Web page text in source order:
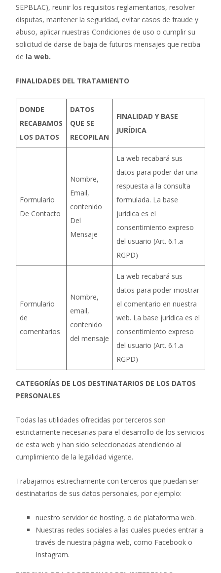
SEPBLAC), reunir los requisitos reglamentarios, resolver
disputas, mantener la seguridad, evitar casos de fraude y
abuso, aplicar nuestras Condiciones de uso o cumplir su
solicitud de darse de baja de futuros mensajes que reciba
de la web.
FINALIDADES DEL TRATAMIENTO
DONDE
RECABAMOS
LOS DATOS
DATOS
QUE SE
RECOPILAN
FINALIDAD Y BASE
JURÍDICA
Formulario
De Contacto
Nombre,
Email,
contenido
Del
Mensaje
La web recabará sus
datos para poder dar una
respuesta a la consulta
formulada. La base
jurídica es el
consentimiento expreso
del usuario (Art. 6.1.a
RGPD)
Formulario
de
comentarios
Nombre,
email,
contenido
del mensaje
La web recabará sus
datos para poder mostrar
el comentario en nuestra
web. La base jurídica es el
consentimiento expreso
del usuario (Art. 6.1.a
RGPD)
CATEGORÍAS DE LOS DESTINATARIOS DE LOS DATOS
PERSONALES
Todas las utilidades ofrecidas por terceros son
estrictamente necesarias para el desarrollo de los servicios
de esta web y han sido seleccionadas atendiendo al
cumplimiento de la legalidad vigente.
Trabajamos estrechamente con terceros que puedan ser
destinatarios de sus datos personales, por ejemplo:
nuestro servidor de hosting, o de plataforma web.
Nuestras redes sociales a las cuales puedes entrar a
través de nuestra página web, como Facebook o
Instagram.